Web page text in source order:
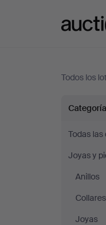
Todos los
en
Todas
Joyas y
Anillos
Collares
Joyas